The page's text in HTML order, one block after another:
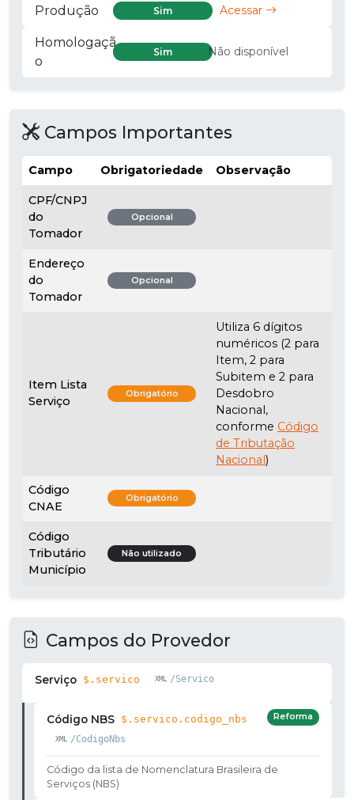
Produção Sim Acessar
Homologaçã
o
Sim Não disponível
Campos Importantes
Campo Obrigatoriedade Observação
CPF/CNPJ
do
Tomador
Opcional
Endereço
do
Tomador
Opcional
Item Lista
Serviço
Obrigatório
Utiliza 6 dígitos
numéricos (2 para
Item, 2 para
Subitem e 2 para
Desdobro
Nacional,
conforme Código
de Tributação
Nacional)
Código
CNAE
Obrigatório
Código
Tributário
Município
Não utilizado
Campos do Provedor
Serviço $.servico /Servico
Código NBS $.servico.codigo_nbs
/CodigoNbs
Reforma
Código da lista de Nomenclatura Brasileira de
Serviços (NBS)